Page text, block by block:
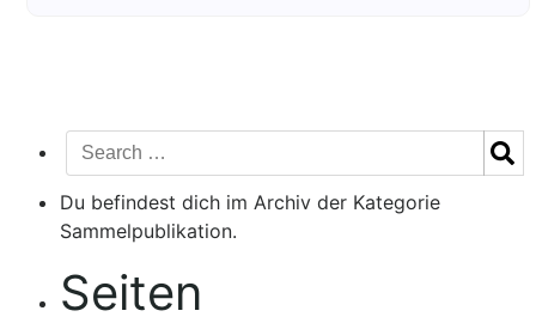
Du befindest dich im Archiv der Kategorie
Sammelpublikation.
Seiten